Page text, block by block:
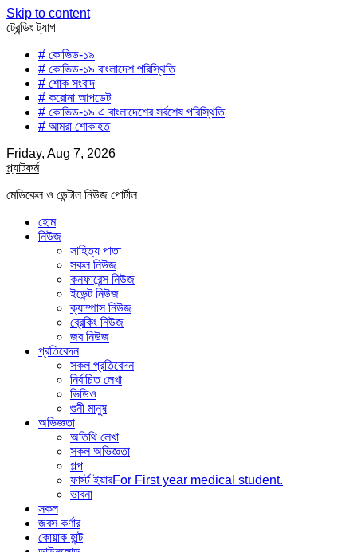
Skip to content
ট্রেন্ডিং ট্যাগ
# কোভিড-১৯
# কোভিড-১৯ বাংলাদেশ পরিস্থিতি
# শোক সংবাদ
# করোনা আপডেট
# কোভিড-১৯ এ বাংলাদেশের সর্বশেষ পরিস্থিতি
# আমরা শোকাহত
Friday, Aug 7, 2026
প্ল্যাটফর্ম
মেডিকেল ও ডেন্টাল নিউজ পোর্টাল
হোম
নিউজ
সাহিত্য পাতা
সকল নিউজ
কনফারেন্স নিউজ
ইভেন্ট নিউজ
ক্যাম্পাস নিউজ
ব্রেকিং নিউজ
জব নিউজ
প্রতিবেদন
সকল প্রতিবেদন
নির্বাচিত লেখা
ভিডিও
গুনী মানুষ
অভিজ্ঞতা
অতিথি লেখা
সকল অভিজ্ঞতা
গল্প
ফার্স্ট ইয়ারFor First year medical student.
ভাবনা
সকল
জবস কর্ণার
কোয়াক হান্ট